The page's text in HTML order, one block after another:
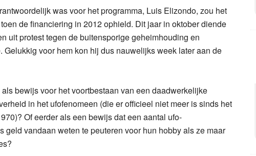
was voor het programma, Luis Elizondo, zou het
de financiering in 2012 ophield. Dit jaar in oktober diende
uit protest tegen de buitensporige geheimhouding en
voor hem kon hij dus nauwelijks week later aan de
bewijs voor het voortbestaan van een daadwerkelijke
in het ufofenomeen (die er officieel niet meer is sinds het
Of eerder als een bewijs dat een aantal ufo-
vandaan weten te peuteren voor hun hobby als ze maar